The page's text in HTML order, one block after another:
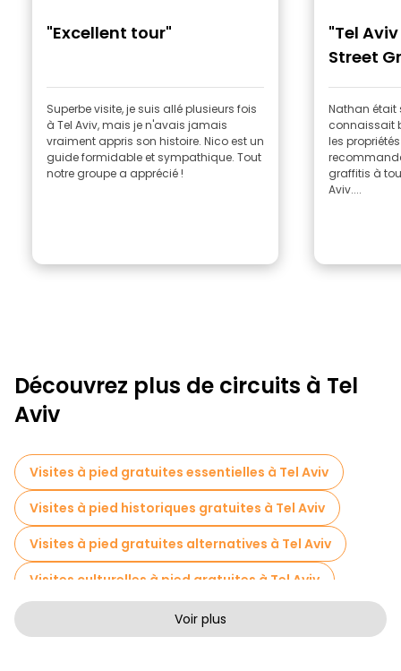
"Excellent tour"
Superbe visite, je suis allé plusieurs fois
à Tel Aviv, mais je n'avais jamais
vraiment appris son histoire. Nico est un
guide formidable et sympathique. Tout
notre groupe a apprécié !
"Tel
Street
Nathan était
connaissait
les
graffitis à
Aviv....
Découvrez plus de circuits à Tel
Aviv
Visites à pied gratuites essentielles à Tel Aviv
Visites à pied historiques gratuites à Tel Aviv
Visites à pied gratuites alternatives à Tel Aviv
Visites culturelles à pied gratuites à Tel Aviv
Visites à pied sans art à Tel Aviv
Voir plus